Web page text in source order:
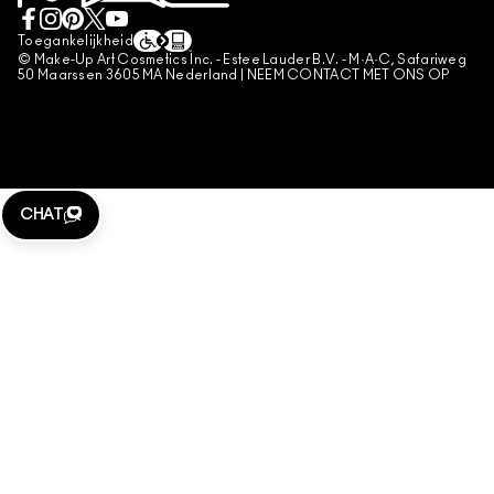
NEEM CONTACT MET ONS OP
CONTACTEER FABRIKANT
VERKOOPSVOORWAARDEN
NAMAAKPRODUCTEN
ALGEMENE VOORWAARDEN POA
Toegankelijkheid
© Make-Up Art Cosmetics Inc. - Estee Lauder B.V. - M·A·C, Safariweg
50 Maarssen 3605 MA Nederland |
NEEM CONTACT MET ONS OP
CHAT